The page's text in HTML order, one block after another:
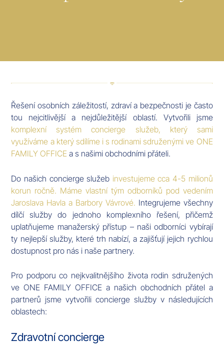
Řešení osobních záležitostí, zdraví a bezpečnosti je často
tou nejcitlivější a nejdůležitější oblastí. Vytvořili jsme
komplexní systém concierge služeb, který sami
využíváme a který sdílíme i s rodinami sdruženými ve ONE
FAMILY OFFICE a s našimi obchodními přáteli.
Do našich concierge služeb investujeme cca 4-5 milionů
korun ročně. Máme vlastní tým odborníků pod vedením
Jaroslava Havla a Barbory Vávrové. Integrujeme všechny
dílčí služby do jednoho komplexního řešení, přičemž
uplatňujeme manažerský přístup – naši odborníci vybírají
ty nejlepší služby, které trh nabízí, a zajišťují jejich rychlou
dostupnost pro nás i naše partnery.
Pro podporu co nejkvalitnějšího života rodin sdružených
ve ONE FAMILY OFFICE a našich obchodních přátel a
partnerů jsme vytvořili concierge služby v následujících
oblastech:
Zdravotní concierge